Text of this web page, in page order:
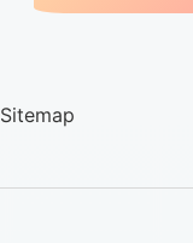
Sitemap